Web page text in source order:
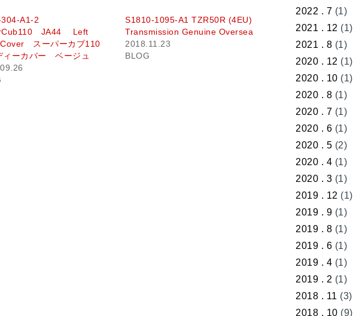
304-A1-2
JA44 Left
スーパーカブ110
ィーカバー ベージュ
S1810-1095-A1 TZR50R (4EU)
Transmission Genuine Oversea
2018.11.23
BLOG
2022 . 7 (1)
2021 . 12 (1)
2021 . 8 (1)
2020 . 12 (1)
2020 . 10 (1)
2020 . 8 (1)
2020 . 7 (1)
2020 . 6 (1)
2020 . 5 (2)
2020 . 4 (1)
2020 . 3 (1)
2019 . 12 (1)
2019 . 9 (1)
2019 . 8 (1)
2019 . 6 (1)
2019 . 4 (1)
2019 . 2 (1)
2018 . 11 (3)
2018 . 10 (9)